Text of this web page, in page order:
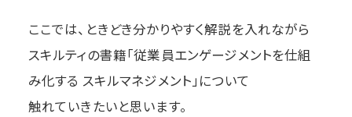
ここでは、ときどき分かりやすく解説を入れながら
スキルティの書籍「従業員エンゲージメントを仕組
み化する スキルマネジメント」について
触れていきたいと思います。